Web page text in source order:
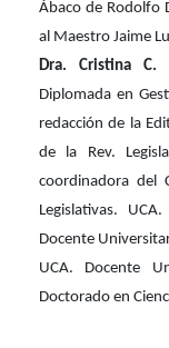
Ábaco de Rodolfo
al Maestro Jaime
Dra. Cristina C.
Diplomada en
redacción de la
de la Rev.
coordinadora del
Legislativas.
Docente
UCA. Docente
Doctorado en